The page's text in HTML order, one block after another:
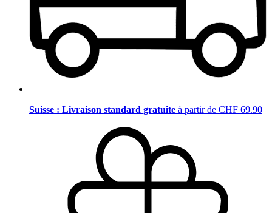
Suisse : Livraison standard gratuite à partir de CHF 69.90